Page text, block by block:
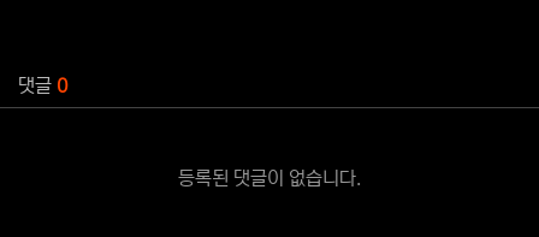
댓글 0
등록된 댓글이 없습니다.